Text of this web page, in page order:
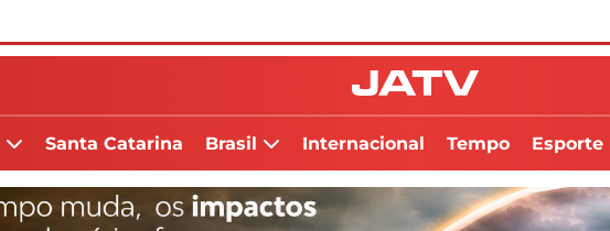
Santa Catarina Brasil Internacional Tempo Esporte